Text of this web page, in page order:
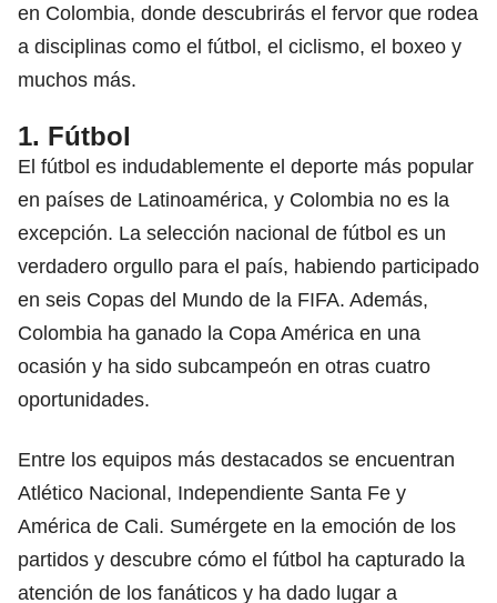
en Colombia, donde descubrirás el fervor que rodea
a disciplinas como el fútbol, el ciclismo, el boxeo y
muchos más.
1. Fútbol
El fútbol es indudablemente el deporte más popular
en países de Latinoamérica, y Colombia no es la
excepción. La selección nacional de fútbol es un
verdadero orgullo para el país, habiendo participado
en seis Copas del Mundo de la FIFA. Además,
Colombia ha ganado la Copa América en una
ocasión y ha sido subcampeón en otras cuatro
oportunidades.
Entre los equipos más destacados se encuentran
Atlético Nacional, Independiente Santa Fe y
América de Cali. Sumérgete en la emoción de los
partidos y descubre cómo el fútbol ha capturado la
atención de los fanáticos y ha dado lugar a